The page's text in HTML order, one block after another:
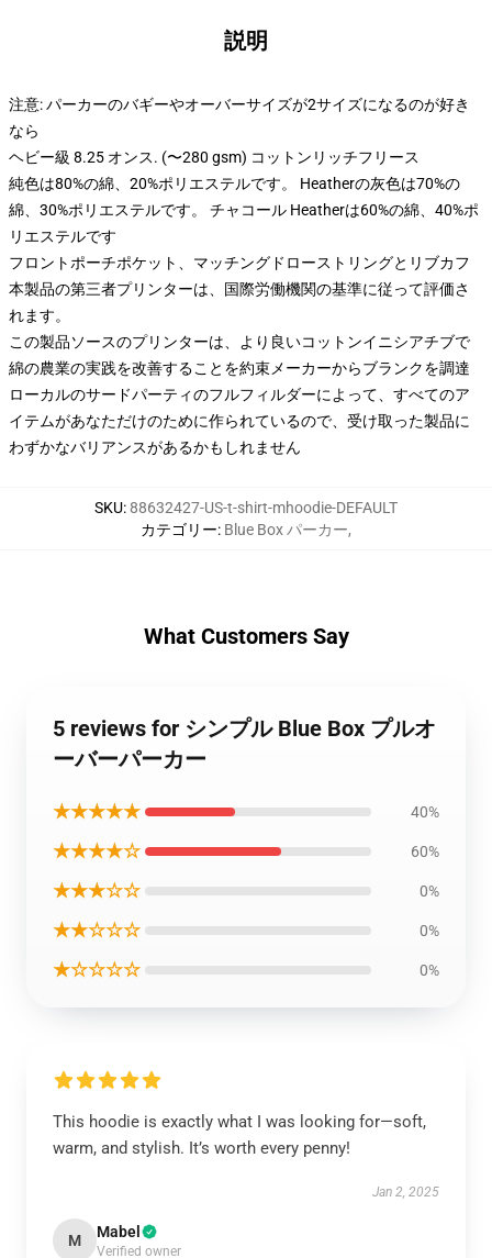
説明
注意: パーカーのバギーやオーバーサイズが2サイズになるのが好き
なら
ヘビー級 8.25 オンス. (〜280 gsm) コットンリッチフリース
純色は80%の綿、20%ポリエステルです。 Heatherの灰色は70%の
綿、30%ポリエステルです。 チャコール Heatherは60%の綿、40%ポ
リエステルです
フロントポーチポケット、マッチングドローストリングとリブカフ
本製品の第三者プリンターは、国際労働機関の基準に従って評価さ
れます。
この製品ソースのプリンターは、より良いコットンイニシアチブで
綿の農業の実践を改善することを約束メーカーからブランクを調達
ローカルのサードパーティのフルフィルダーによって、すべてのア
イテムがあなただけのために作られているので、受け取った製品に
わずかなバリアンスがあるかもしれません
SKU:88632427-US-t-shirt-mhoodie-DEFAULT
カテゴリー: Blue Box パーカー,
What Customers Say
5 reviews for シンプル Blue Box プルオ
ーバーパーカー
★★★★★ 40%
★★★★☆ 60%
★★★☆☆ 0%
★★☆☆☆ 0%
★☆☆☆☆ 0%
This hoodie is exactly what I was looking for—soft,
warm, and stylish. It’s worth every penny!
Jan 2, 2025
M Mabel
Verified owner